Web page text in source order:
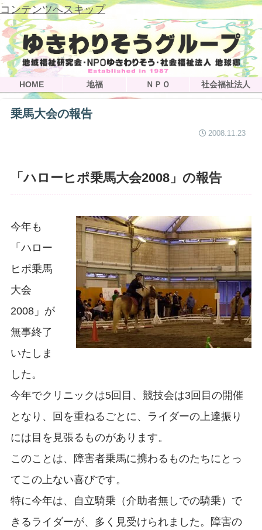
コンテンツへスキップ
HOME 地福 ＮＰＯ 社会福祉法人
乗馬大会の報告
2008.11.23
「ハローヒポ乗馬大会2008」の報告
今年も
「ハロー
ヒポ乗馬
大会
2008」が
無事終了
いたしま
した。
今年でクリニックは5回目、競技会は3回目の開催
となり、回を重ねるごとに、ライダーの上達振り
には目を見張るものがあります。
このことは、障害者乗馬に携わるものたちにとっ
てこの上ない喜びです。
特に今年は、自立騎乗（介助者無しでの騎乗）で
きるライダーが、多く見受けられました。障害の